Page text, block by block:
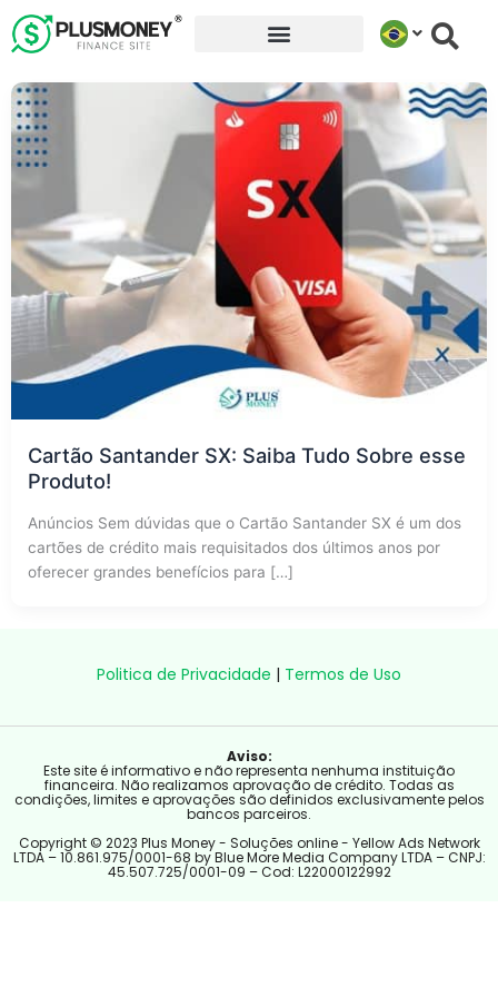
para
conteúdo
Cartão Santander SX: Saiba Tudo Sobre esse
Produto!
Anúncios Sem dúvidas que o Cartão Santander SX é um dos
cartões de crédito mais requisitados dos últimos anos por
oferecer grandes benefícios para […]
Politica de Privacidade | Termos de Uso
Aviso:
Este site é informativo e não representa nenhuma instituição
financeira. Não realizamos aprovação de crédito. Todas as
condições, limites e aprovações são definidos exclusivamente pelos
bancos parceiros.
Copyright © 2023 Plus Money - Soluções online - Yellow Ads Network
LTDA – 10.861.975/0001-68 by Blue More Media Company LTDA – CNPJ:
45.507.725/0001-09 – Cod: L22000122992